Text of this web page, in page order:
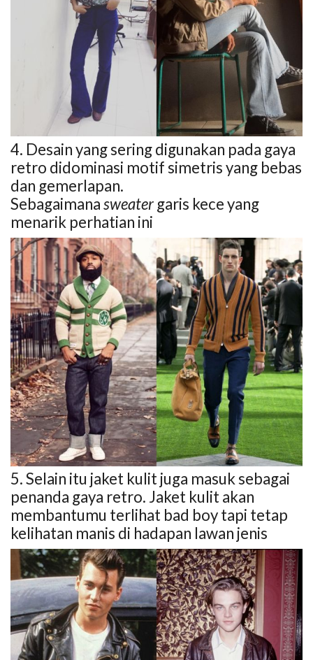
4. Desain yang sering digunakan pada gaya
retro didominasi motif simetris yang bebas
dan gemerlapan.
Sebagaimanasweater garis kece yang
menarik perhatian ini
5. Selain itu jaket kulit juga masuk sebagai
penanda gaya retro. Jaket kulit akan
membantumu terlihat bad boy tapi tetap
kelihatan manis di hadapan lawan jenis